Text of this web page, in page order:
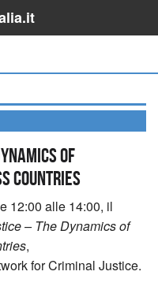
of
Countries
12:00 alle 14:00, il
– The Dynamics of
,
for Criminal Justice.